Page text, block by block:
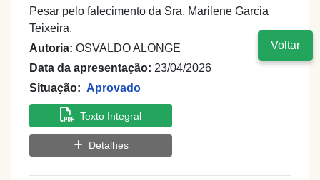
Voltar
Pesar pelo falecimento da Sra. Marilene Garcia
Teixeira.
Autoria: OSVALDO ALONGE
Data da apresentação: 23/04/2026
Situação: Aprovado
Texto Integral
Detalhes